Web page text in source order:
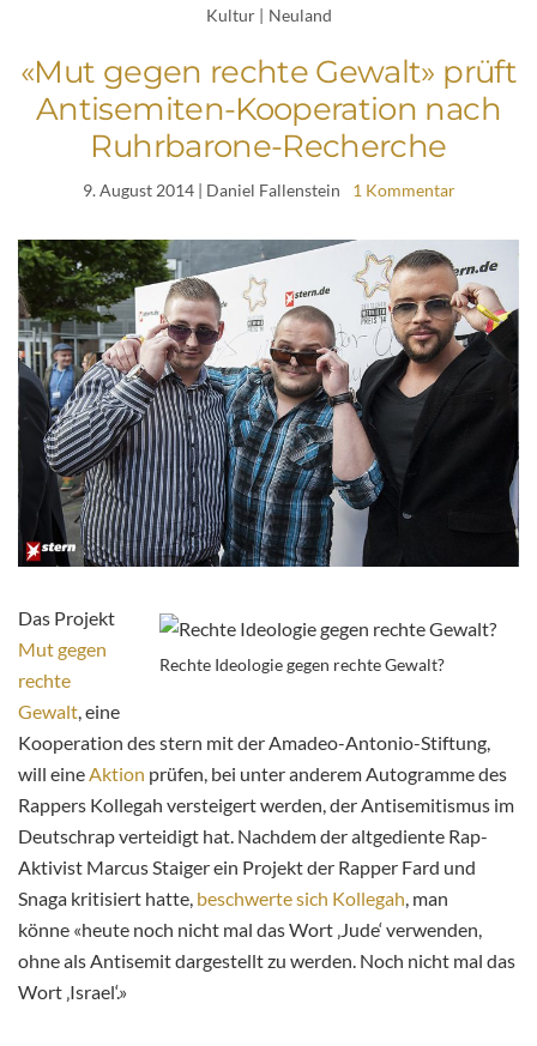
Kultur | Neuland
«Mut gegen rechte Gewalt» prüft
Antisemiten-Kooperation nach
Ruhrbarone-Recherche
9. August 2014| Daniel Fallenstein 1 Kommentar
Rechte Ideologie gegen rechte Gewalt?
Das Projekt
Mut gegen
rechte
Gewalt, eine
Kooperation des stern mit der Amadeo-Antonio-Stiftung,
will eineAktion prüfen, bei unter anderem Autogramme des
Rappers Kollegah versteigert werden, der Antisemitismus im
Deutschrap verteidigt hat. Nachdem der altgediente Rap-
Aktivist Marcus Staiger ein Projekt der Rapper Fard und
Snaga kritisiert hatte, beschwerte sich Kollegah, man
könne «heute noch nicht mal das Wort ‚Jude‘ verwenden,
ohne als Antisemit dargestellt zu werden. Noch nicht mal das
Wort ‚Israel‘.»